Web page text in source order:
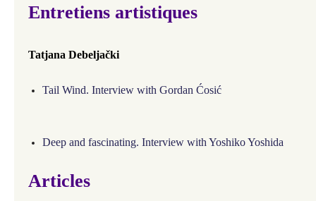
Entretiens artistiques
Tatjana Debeljački
Tail Wind. Interview with Gordan Ćosić
Deep and fascinating. Interview with Yoshiko Yoshida
Articles